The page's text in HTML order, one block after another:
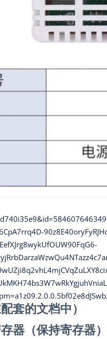
套的文档中）
器（保持寄存器